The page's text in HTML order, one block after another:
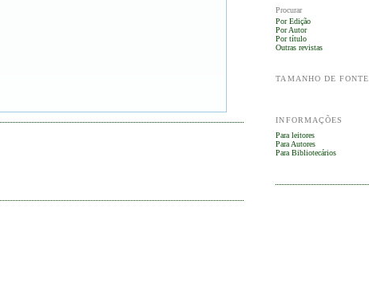
Procurar
Por Edição
Por Autor
Por título
Outras revistas
TAMANHO DE FONTE
INFORMAÇÕES
Para leitores
Para Autores
Para Bibliotecários